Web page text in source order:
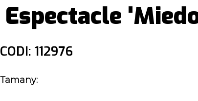
Espectacle
CODI: 112976
Tamany: